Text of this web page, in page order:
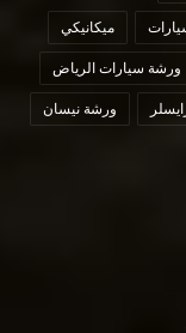
ميكانيكي
ورشة سيارات الرياض
ورشة نيسان